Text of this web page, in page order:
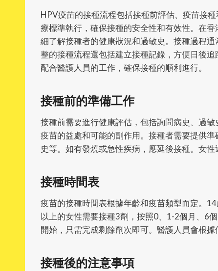
HPV疫苗的接種流程包括接種前評估、疫苗接
療標準執行，確保接種的安全性和有效性。在
細了解接種者的健康狀況和過敏史。接種過程
整的接種流程還包括建立接種記錄，方便日後
配合醫護人員的工作，確保接種的順利進行。
接種前的準備工作
接種前需要進行健康評估，包括詢問病史、過
疫苗的益處和可能的副作用。接種者需要提供
史等。如有發燒或急性疾病，應延後接種。女
接種時間表
疫苗的接種時間表根據年齡和疫苗類型而定。
以上的女性需要接種3劑，按照0、1-2個月、6
開始，只需完成剩餘劑次即可。醫護人員會根據
接種後的注意事項